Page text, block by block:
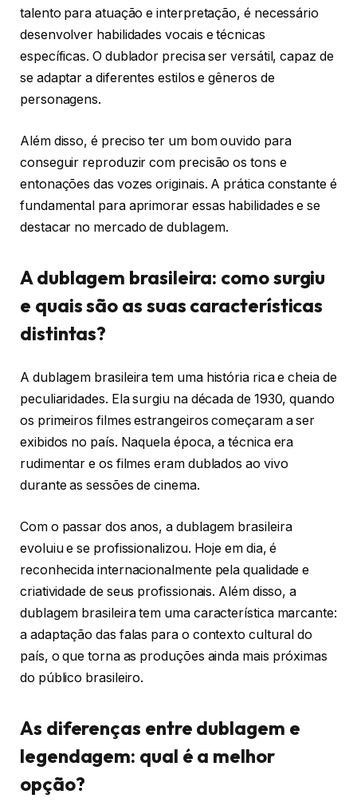
talento para atuação e interpretação, é necessário
desenvolver habilidades vocais e técnicas
específicas. O dublador precisa ser versátil, capaz de
se adaptar a diferentes estilos e gêneros de
personagens.
Além disso, é preciso ter um bom ouvido para
conseguir reproduzir com precisão os tons e
entonações das vozes originais. A prática constante é
fundamental para aprimorar essas habilidades e se
destacar no mercado de dublagem.
A dublagem brasileira: como surgiu
e quais são as suas características
distintas?
A dublagem brasileira tem uma história rica e cheia de
peculiaridades. Ela surgiu na década de 1930, quando
os primeiros filmes estrangeiros começaram a ser
exibidos no país. Naquela época, a técnica era
rudimentar e os filmes eram dublados ao vivo
durante as sessões de cinema.
Com o passar dos anos, a dublagem brasileira
evoluiu e se profissionalizou. Hoje em dia, é
reconhecida internacionalmente pela qualidade e
criatividade de seus profissionais. Além disso, a
dublagem brasileira tem uma característica marcante:
a adaptação das falas para o contexto cultural do
país, o que torna as produções ainda mais próximas
do público brasileiro.
As diferenças entre dublagem e
legendagem: qual é a melhor
opção?